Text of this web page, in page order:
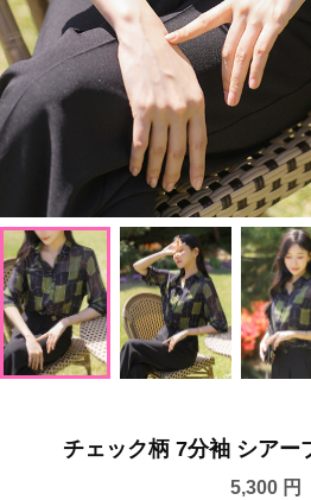
チェック柄 7分袖 シアー
5,300 円